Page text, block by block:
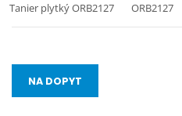
Tanier plytký ORB2127
ORB2127
NA DOPYT